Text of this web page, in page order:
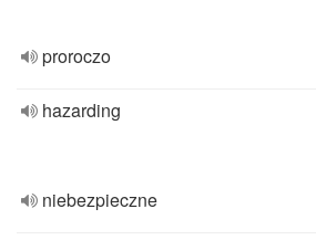
proroczo
hazarding
niebezpieczne